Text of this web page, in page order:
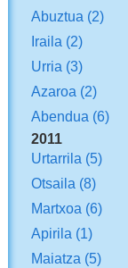
Abuztua (2)
Iraila (2)
Urria (3)
Azaroa (2)
Abendua (6)
2011
Urtarrila (5)
Otsaila (8)
Martxoa (6)
Apirila (1)
Maiatza (5)